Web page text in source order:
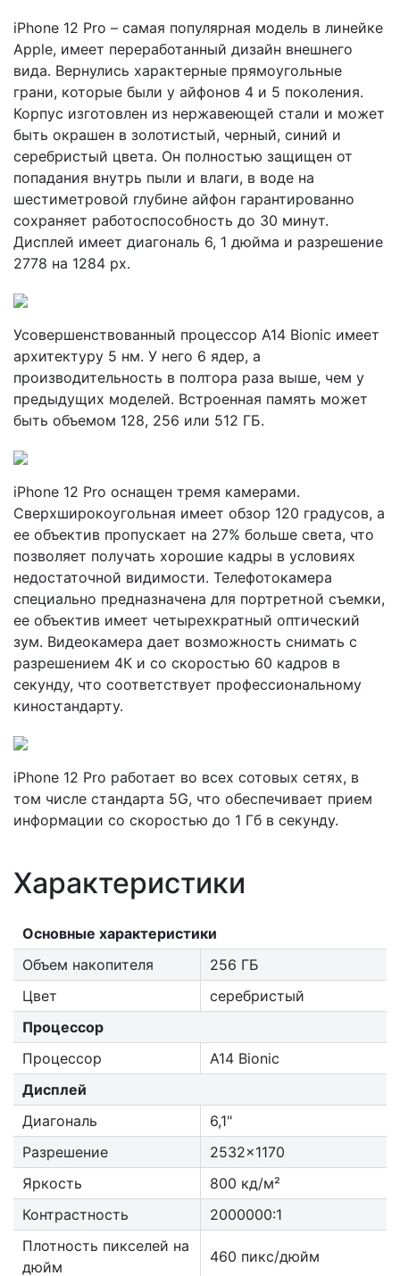
iPhone 12 Pro – самая популярная модель в линейке
Apple, имеет переработанный дизайн внешнего
вида. Вернулись характерные прямоугольные
грани, которые были у айфонов 4 и 5 поколения.
Корпус изготовлен из нержавеющей стали и может
быть окрашен в золотистый, черный, синий и
серебристый цвета. Он полностью защищен от
попадания внутрь пыли и влаги, в воде на
шестиметровой глубине айфон гарантированно
сохраняет работоспособность до 30 минут.
Дисплей имеет диагональ 6, 1 дюйма и разрешение
2778 на 1284 px.
Усовершенствованный процессор A14 Bionic имеет
архитектуру 5 нм. У него 6 ядер, а
производительность в полтора раза выше, чем у
предыдущих моделей. Встроенная память может
быть объемом 128, 256 или 512 ГБ.
iPhone 12 Pro оснащен тремя камерами.
Сверхширокоугольная имеет обзор 120 градусов, а
ее объектив пропускает на 27% больше света, что
позволяет получать хорошие кадры в условиях
недостаточной видимости. Телефотокамера
специально предназначена для портретной съемки,
ее объектив имеет четырехкратный оптический
зум. Видеокамера дает возможность снимать с
разрешением 4К и со скоростью 60 кадров в
секунду, что соответствует профессиональному
киностандарту.
iPhone 12 Pro работает во всех сотовых сетях, в
том числе стандарта 5G, что обеспечивает прием
информации со скоростью до 1 Гб в секунду.
Характеристики
Основные характеристики
Объем накопителя
256 ГБ
Цвет
серебристый
Процессор
Процессор
A14 Bionic
Дисплей
Диагональ
6,1"
Разрешение
2532x1170
Яркость
800 кд/м²
Контрастность
2000000:1
Плотность пикселей на
дюйм
460 пикс/дюйм